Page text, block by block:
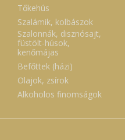
Tőkehús
Szalámik, kolbászok
Szalonnák, disznósajt,
füstölt-húsok,
kenőmájas
Befőttek (házi)
Olajok, zsírok
Alkoholos finomságok